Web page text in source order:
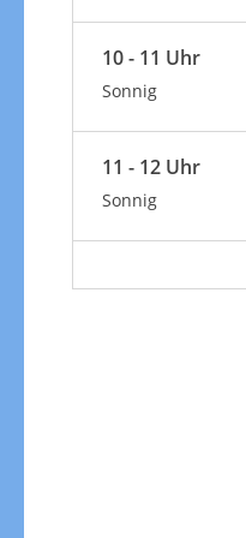
10 - 11 Uhr
Sonnig
11 - 12 Uhr
Sonnig